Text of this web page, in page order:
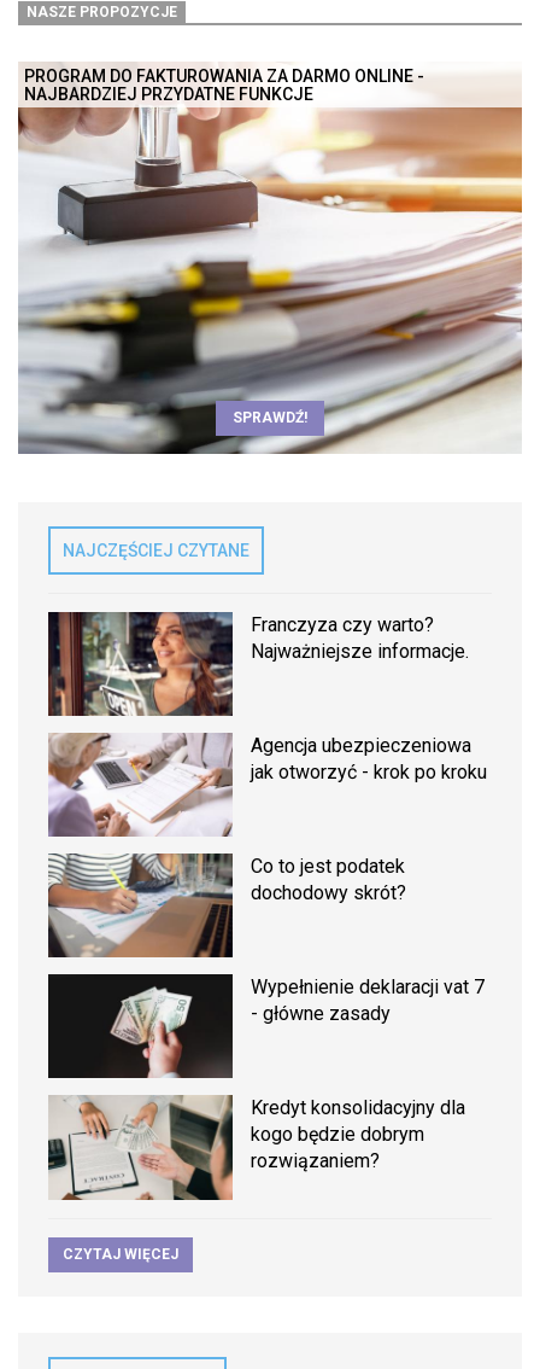
NASZE PROPOZYCJE
PROGRAM DO FAKTUROWANIA ZA DARMO ONLINE -
NAJBARDZIEJ PRZYDATNE FUNKCJE
SPRAWDŹ!
NAJCZĘŚCIEJ CZYTANE
Franczyza czy warto?
Najważniejsze informacje.
Agencja ubezpieczeniowa
jak otworzyć - krok po kroku
Co to jest podatek
dochodowy skrót?
Wypełnienie deklaracji vat 7
- główne zasady
Kredyt konsolidacyjny dla
kogo będzie dobrym
rozwiązaniem?
CZYTAJ WIĘCEJ